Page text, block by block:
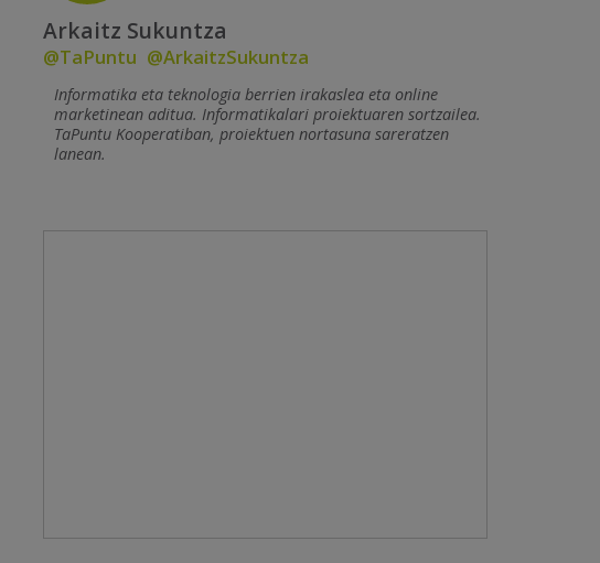
Arkaitz Sukuntza
@TaPuntu @ArkaitzSukuntza
Informatika eta teknologia berrien irakaslea eta online
marketinean aditua. Informatikalari proiektuaren sortzailea.
TaPuntu Kooperatiban, proiektuen nortasuna sareratzen
lanean.